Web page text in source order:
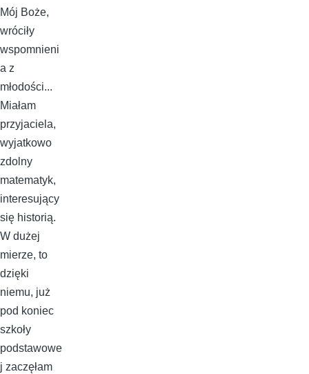
Mój Boże,
wróciły
wspomnieni
a z
młodości...
Miałam
przyjaciela,
wyjatkowo
zdolny
matematyk,
interesujący
się historią.
W dużej
mierze, to
dzięki
niemu, już
pod koniec
szkoły
podstawowe
j zaczęłam